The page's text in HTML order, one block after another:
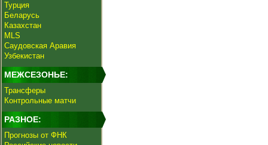
Турция
Беларусь
Казахстан
MLS
Саудовская Аравия
Узбекистан
МЕЖСЕЗОНЬЕ:
Трансферы
Контрольные матчи
РАЗНОЕ:
Прогнозы от ФНК